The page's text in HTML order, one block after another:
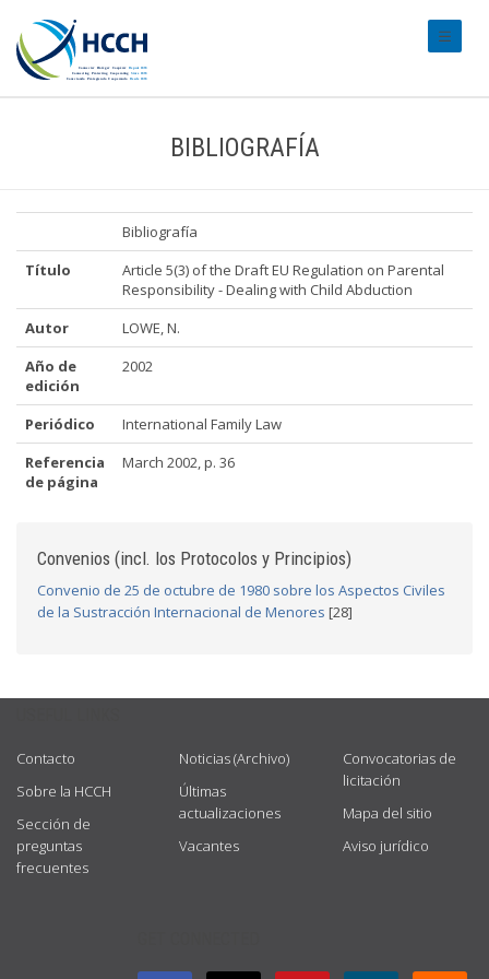
BIBLIOGRAFÍA
Bibliografía
Título
Article 5(3) of the Draft EU Regulation on Parental
Responsibility - Dealing with Child Abduction
Autor
LOWE, N.
Año de
edición
2002
Periódico
International Family Law
Referencia
de página
March 2002, p. 36
Convenios (incl. los Protocolos y Principios)
Convenio de 25 de octubre de 1980 sobre los Aspectos Civiles
de la Sustracción Internacional de Menores [28]
Contacto
Sobre la HCCH
Sección de
preguntas
frecuentes
Noticias (Archivo)
Últimas
actualizaciones
Vacantes
Convocatorias de
licitación
Mapa del sitio
Aviso jurídico